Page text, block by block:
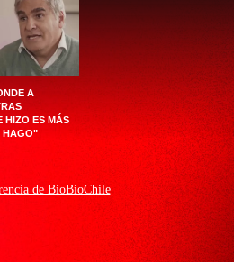
A
HIZO ES MÁS
HAGO"
de BioBioChile